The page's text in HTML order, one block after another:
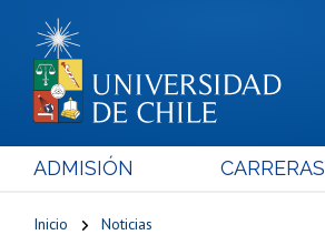
ADMISIÓN CARRERAS
Inicio Noticias